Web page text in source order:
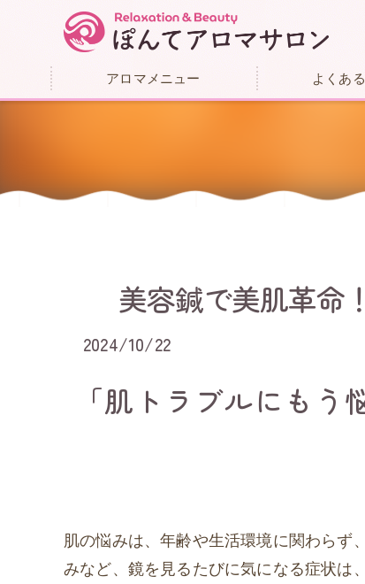
アロマメニュー よくあ
美容鍼で美肌革命
2024/10/22
「肌トラブルにも
肌の悩みは、年齢や生活環境に関わらず
みなど、鏡を見るたびに気になる症状は